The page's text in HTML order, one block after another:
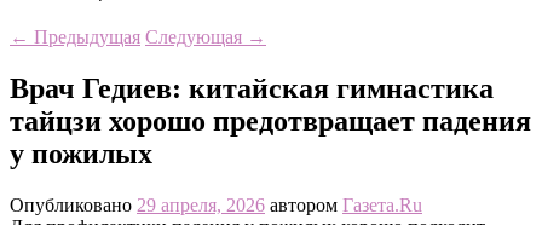
← Предыдущая Следующая →
Врач Гедиев: китайская гимнастика
тайцзи хорошо предотвращает падения
у пожилых
Опубликовано 29 апреля, 2026 автором Газета.Ru